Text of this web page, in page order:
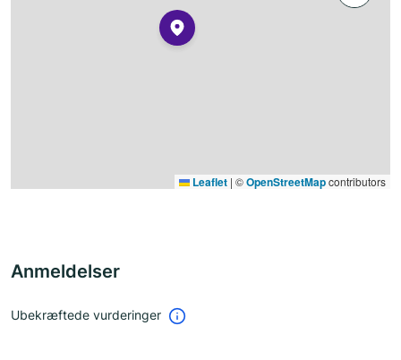
Leaflet | ©OpenStreetMapcontributors
Anmeldelser
Ubekræftede vurderinger